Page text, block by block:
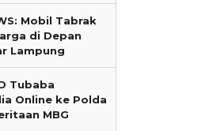
ke
“Yang Tak Terlihat dari Anak-
Anak yang Tampak Sehat”
Mobil Tabrak
di Depan
Lampung
Tubaba
Online ke Polda
MBG